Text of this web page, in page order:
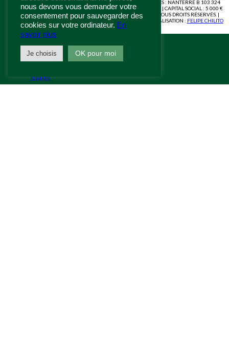
sécurisé
INFORMATIONS
légales
RCS : NANTERRE B 103 324
794 | CAPITAL SOCIAL : 5 000 €
| TOUS DROITS RÉSERVÉS. |
RÉALISATION : FELIPE CHILITO
nous devons vous demander votre
consentement pour sauvegarder des
cookies sur votre ordinateur. En
savoir plus
Je choisis OK pour moi